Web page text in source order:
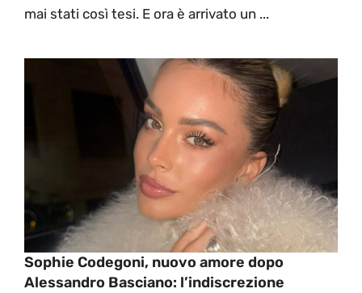
mai stati così tesi. E ora è arrivato un ...
Sophie Codegoni, nuovo amore dopo
Alessandro Basciano: l’indiscrezione